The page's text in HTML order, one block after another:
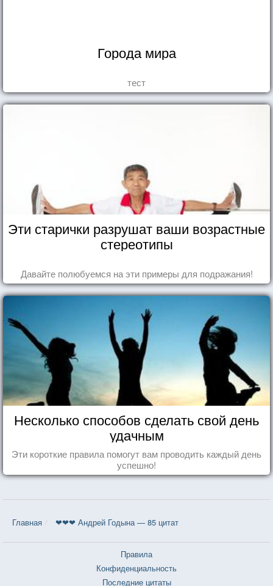
Города мира
тест
Эти старички разрушат ваши возрастные
стереотипы
Давайте полюбуемся на эти примеры для подражания!
Несколько способов сделать свой день
удачным
Эти короткие правила помогут вам проводить каждый день
успешно!
Главная ❤❤❤ Андрей Годына — 85 цитат
Правила
Конфиденциальность
Последние цитаты